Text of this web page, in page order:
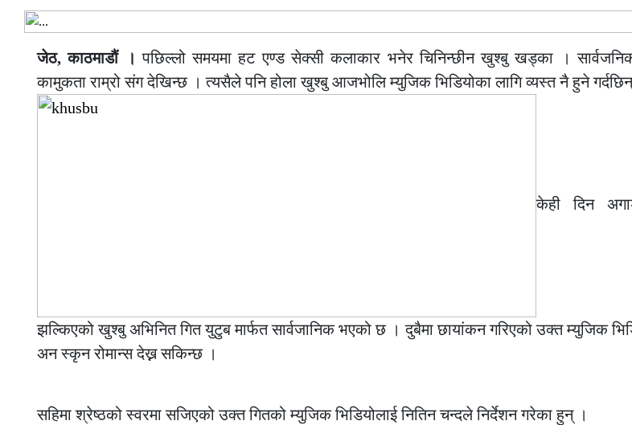
जेठ, काठमाडौं । पछिल्लो समयमा हट एण्ड सेक्सी कलाकार भनेर चिनिन्छीन खुश्बु खड्का ।
कामुकता राम्रो संग देखिन्छ । त्यसैले पनि होला खुश्बु आजभोलि म्युजिक भिडियोका लागि व्यस्त नै हुने
केही दिन
झल्किएको खुश्बु अभिनित गित युटुब मार्फत सार्वजानिक भएको छ । दुबैमा छायांकन गरिएको उक्त म्युजिक
अन स्कृन रोमान्स देख्न सकिन्छ ।
सहिमा श्रेष्ठको स्वरमा सजिएको उक्त गितको म्युजिक भिडियोलाई नितिन चन्दले निर्देशन गरेका हुन् ।